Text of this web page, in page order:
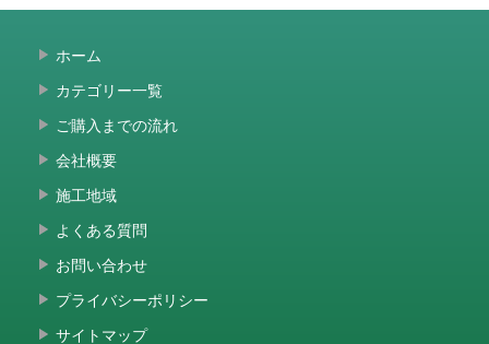
ホーム
カテゴリー一覧
ご購入までの流れ
会社概要
施工地域
よくある質問
お問い合わせ
プライバシーポリシー
サイトマップ